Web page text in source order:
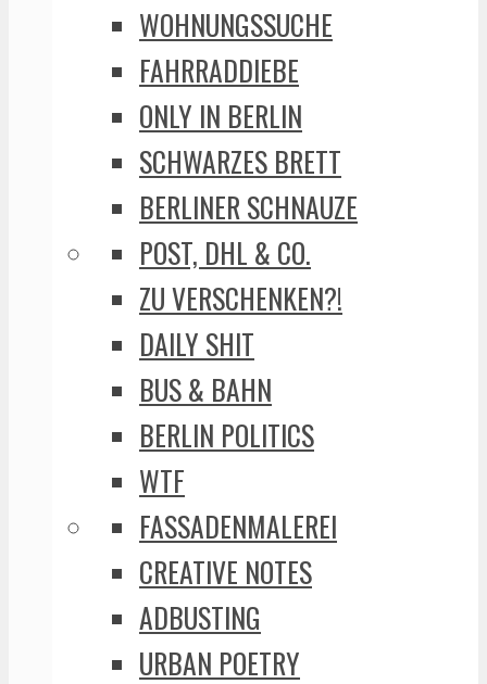
WOHNUNGSSUCHE
FAHRRADDIEBE
ONLY IN BERLIN
SCHWARZES BRETT
BERLINER SCHNAUZE
POST, DHL & CO.
ZU VERSCHENKEN?!
DAILY SHIT
BUS & BAHN
BERLIN POLITICS
WTF
FASSADENMALEREI
CREATIVE NOTES
ADBUSTING
URBAN POETRY